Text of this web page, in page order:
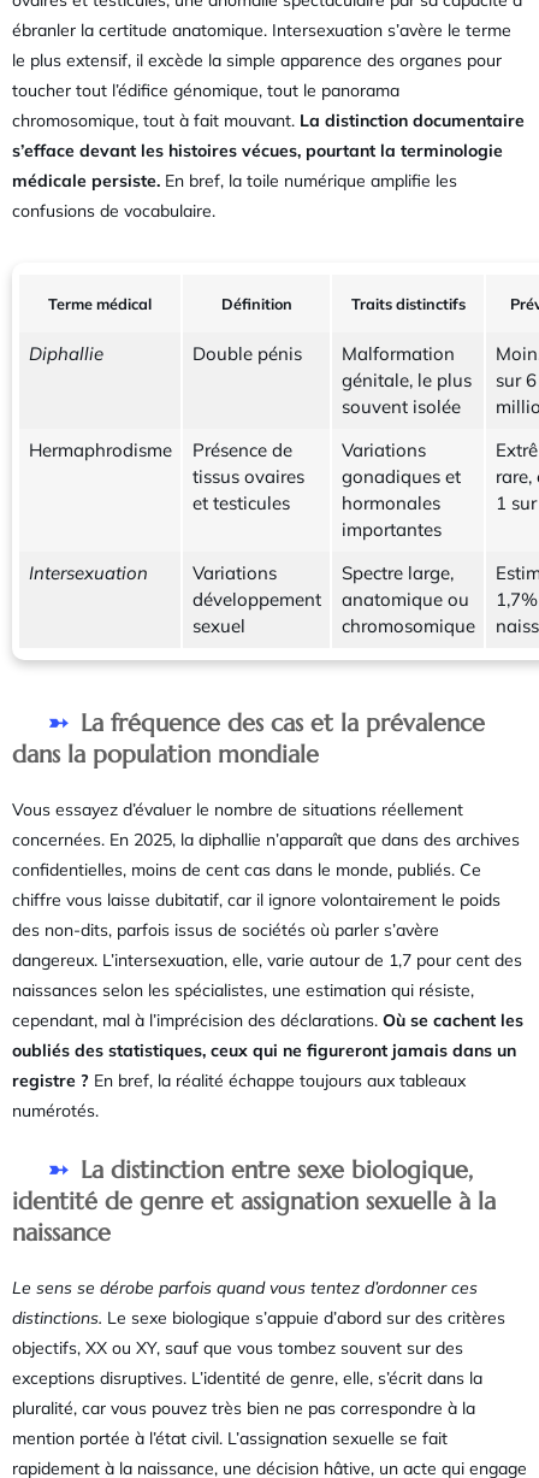
ébranler la certitude anatomique. Intersexuation s’avère le terme
le plus extensif, il excède la simple apparence des organes pour
toucher tout l’édifice génomique, tout le panorama
chromosomique, tout à fait mouvant. La distinction documentaire
s’efface devant les histoires vécues, pourtant la terminologie
médicale persiste. En bref, la toile numérique amplifie les
confusions de vocabulaire.
Terme médical Définition Traits distinctifs
Diphallie Double pénis
Malformation
génitale, le plus
souvent isolée
sur 6
Hermaphrodisme
Présence de
tissus ovaires
et testicules
Variations
gonadiques et
hormonales
importantes
rare,
1
Intersexuation
Variations
développement
sexuel
Spectre large,
anatomique ou
chromosomique
La fréquence des cas et la prévalence
dans la population mondiale
Vous essayez d’évaluer le nombre de situations réellement
concernées. En 2025, la diphallie n’apparaît que dans des archives
confidentielles, moins de cent cas dans le monde, publiés. Ce
chiffre vous laisse dubitatif, car il ignore volontairement le poids
des non-dits, parfois issus de sociétés où parler s’avère
dangereux. L’intersexuation, elle, varie autour de 1,7 pour cent des
naissances selon les spécialistes, une estimation qui résiste,
cependant, mal à l’imprécision des déclarations. Où se cachent les
oubliés des statistiques, ceux qui ne figureront jamais dans un
registre ? En bref, la réalité échappe toujours aux tableaux
numérotés.
La distinction entre sexe biologique,
identité de genre et assignation sexuelle à la
naissance
Le sens se dérobe parfois quand vous tentez d’ordonner ces
distinctions. Le sexe biologique s’appuie d’abord sur des critères
objectifs, XX ou XY, sauf que vous tombez souvent sur des
exceptions disruptives. L’identité de genre, elle, s’écrit dans la
pluralité, car vous pouvez très bien ne pas correspondre à la
mention portée à l’état civil. L’assignation sexuelle se fait
rapidement à la naissance, une décision hâtive, un acte qui engage